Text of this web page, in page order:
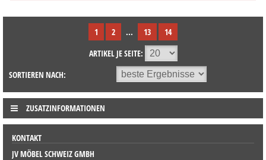
1 2 ... 13
14
ARTIKEL JE SEITE:
SORTIEREN NACH:
ZUSATZINFORMATIONEN
KONTAKT
JV MÖBEL SCHWEIZ GMBH